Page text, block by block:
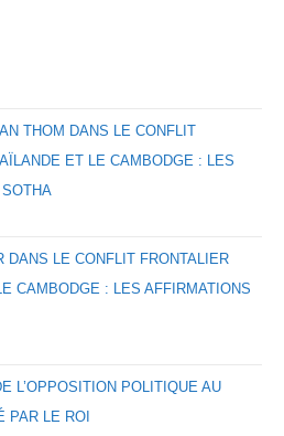
THOM DANS LE CONFLIT
ET LE CAMBODGE : LES
DANS LE CONFLIT FRONTALIER
CAMBODGE : LES AFFIRMATIONS
L’OPPOSITION POLITIQUE AU
PAR LE ROI